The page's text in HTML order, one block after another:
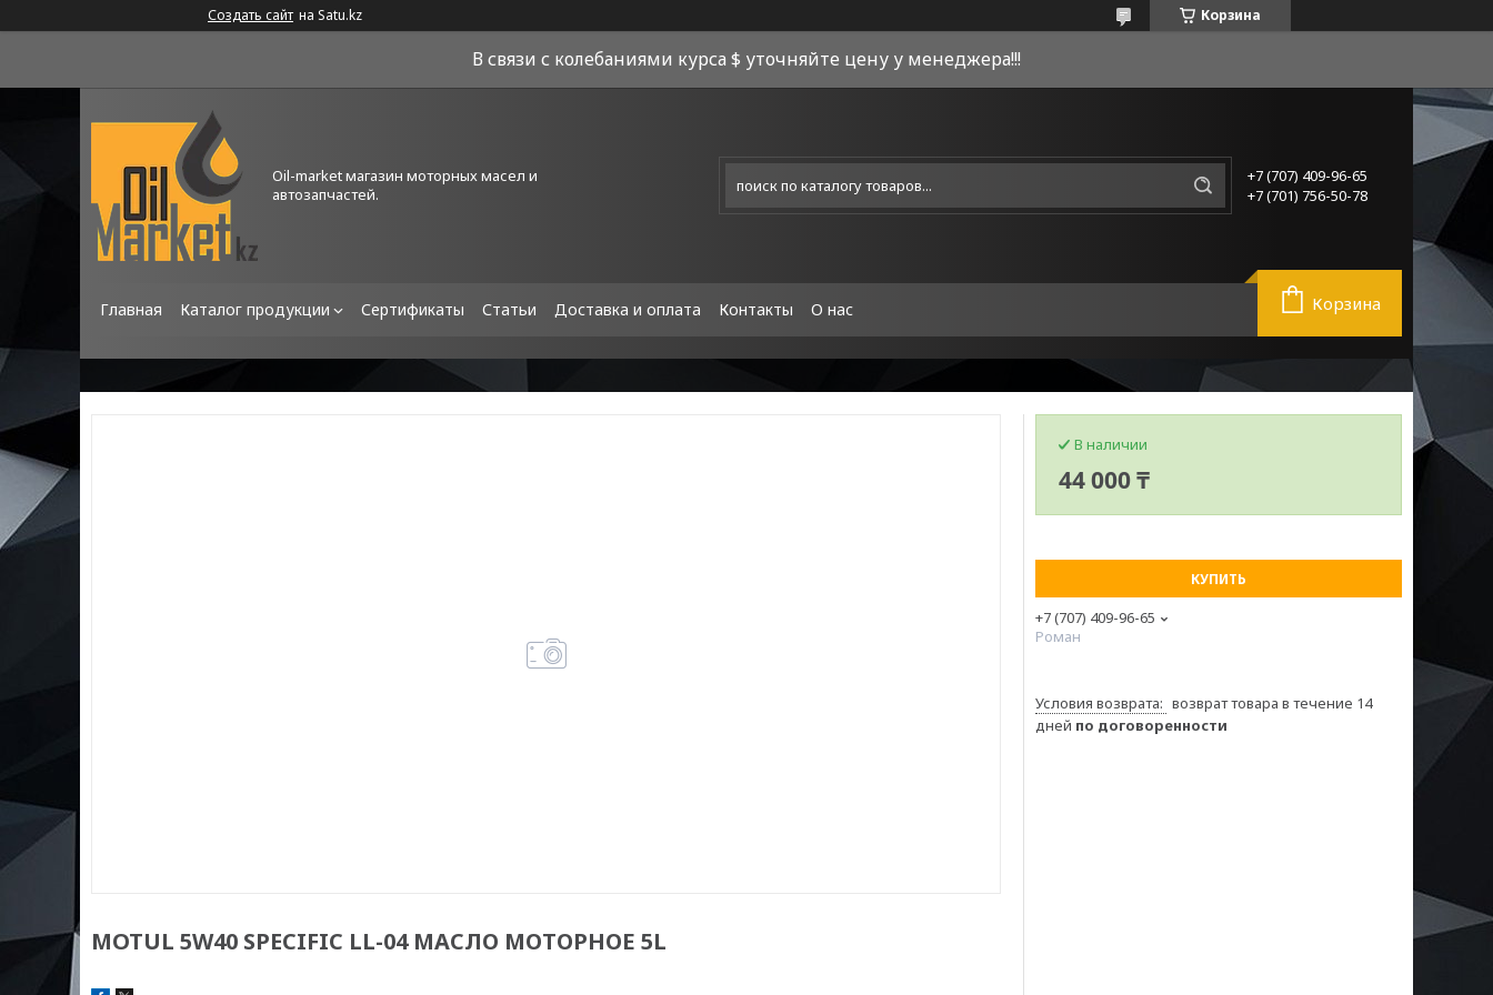
Создать сайт на Satu.kz Корзина
В связи с колебаниями курса $ уточняйте цену у менеджера!!!
Oil-market магазин моторных масел и
автозапчастей.
+7 (707) 409-96-65
+7 (701) 756-50-78
Главная Каталог продукции Сертификаты Статьи Доставка и оплата Контакты О нас Корзина
MOTUL 5W40 SPECIFIC LL-04 МАСЛО МОТОРНОЕ 5L
В наличии
44 000 ₸
КУПИТЬ
+7 (707) 409-96-65
Роман
возврат товара в течение 14
дней по договоренности